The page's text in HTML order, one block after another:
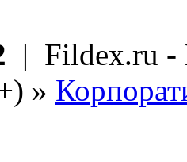
| Fildex.ru -
»